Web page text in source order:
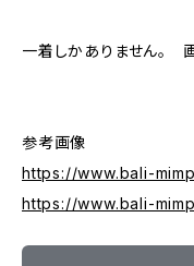
一着しかありません。
参考画像
https://www.bali-
https://www.bali-